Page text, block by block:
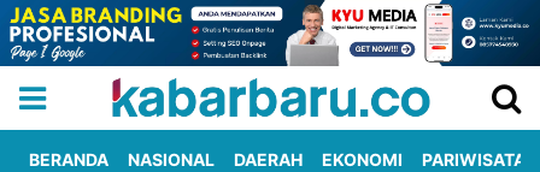
BERANDA NASIONAL DAERAH EKONOMI PARIWISATA